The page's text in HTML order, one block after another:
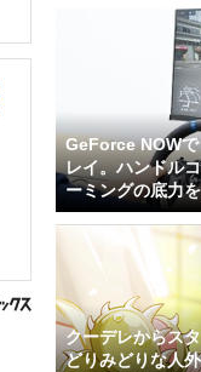
GeForce NOW
レイ。ハンドル
ーミングの底力
クーデレからス
どりみどりな人